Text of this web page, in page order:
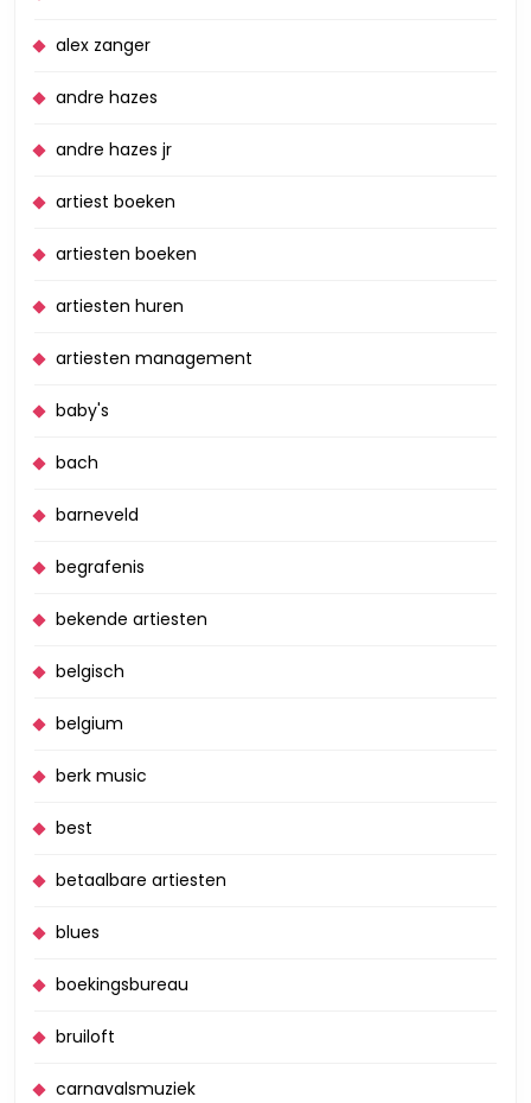
alex zanger
andre hazes
andre hazes jr
artiest boeken
artiesten boeken
artiesten huren
artiesten management
baby's
bach
barneveld
begrafenis
bekende artiesten
belgisch
belgium
berk music
best
betaalbare artiesten
blues
boekingsbureau
bruiloft
carnavalsmuziek